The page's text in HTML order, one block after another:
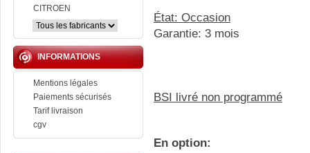
CITROEN
INFORMATIONS
Mentions légales
Paiements sécurisés
Tarif livraison
cgv
État: Occasion
Garantie: 3 mois
BSI livré non programmé
En option: